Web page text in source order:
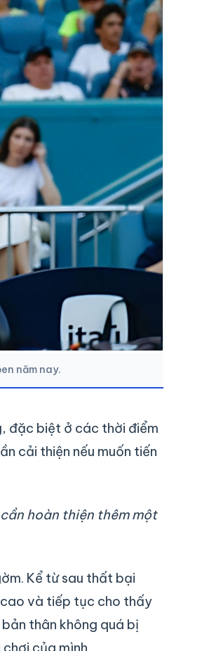
năm nay.
đặc biệt ở các thời điểm
cải thiện nếu muốn tiến
hoàn thiện thêm một
Kể từ sau thất bại
và tiếp tục cho thấy
thân không quá bị
của mình.